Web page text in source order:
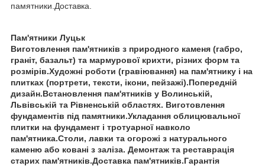
памятники.Доставка.
Пам'ятники Луцьк
Виготовлення пам'ятників з природного каменя (габро,
граніт, базальт) та мармурової крихти, різних форм та
розмірів.Художні роботи (гравіювання) на пам'ятнику і на
плитках (портрети, тексти, ікони, пейзажі).Попередній
дизайн.Встановлення пам'ятників у Волинській,
Львівській та Рівненській областях. Виготовлення
фундаментів під памятники.Укладання облицювальної
плитки на фундамент і тротуарної навколо
пам'ятника.Столи, лавки та огорожі з натурального
каменю або ковані з заліза. Демонтаж та реставрація
старих пам'ятників.Доставка пам'ятників.Гарантія